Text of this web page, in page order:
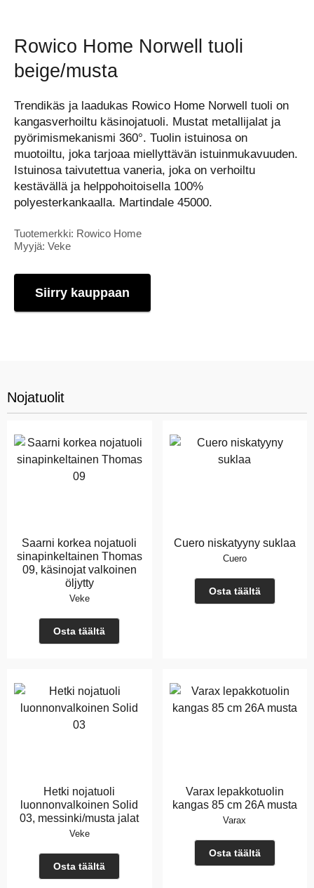
Rowico Home Norwell tuoli
beige/musta
Trendikäs ja laadukas Rowico Home Norwell tuoli on
kangasverhoiltu käsinojatuoli. Mustat metallijalat ja
pyörimismekanismi 360°. Tuolin istuinosa on
muotoiltu, joka tarjoaa miellyttävän istuinmukavuuden.
Istuinosa taivutettua vaneria, joka on verhoiltu
kestävällä ja helppohoitoisella 100%
polyesterkankaalla. Martindale 45000.
Tuotemerkki: Rowico Home
Myyjä: Veke
Siirry kauppaan
Nojatuolit
Saarni korkea nojatuoli
sinapinkeltainen Thomas
09, käsinojat valkoinen
öljytty
Veke
Osta täältä
Cuero niskatyyny suklaa
Cuero
Osta täältä
Hetki nojatuoli
luonnonvalkoinen Solid
03, messinki/musta jalat
Veke
Osta täältä
Varax lepakkotuolin
kangas 85 cm 26A musta
Varax
Osta täältä